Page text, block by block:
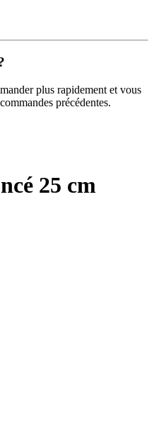
plus rapidement et vous
précédentes.
25 cm